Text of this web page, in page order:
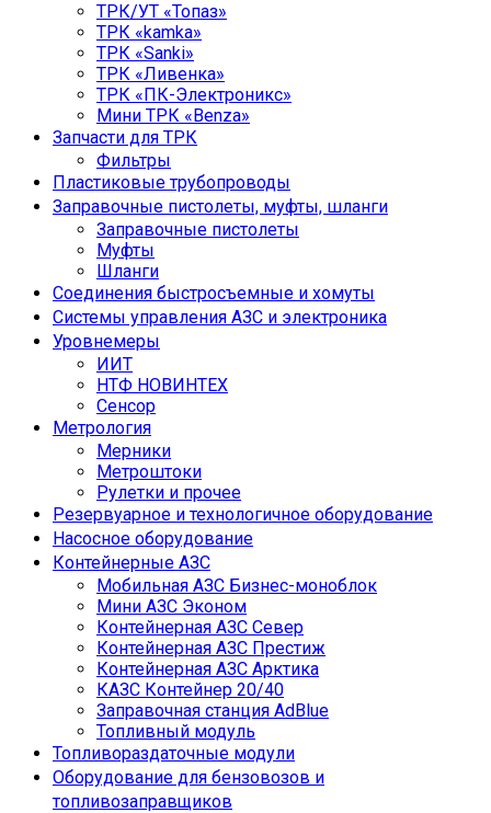
ТРК/УТ «Топаз»
ТРК «kamka»
ТРК «Sanki»
ТРК «Ливенка»
ТРК «ПК-Электроникс»
Мини ТРК «Benza»
Запчасти для ТРК
Фильтры
Пластиковые трубопроводы
Заправочные пистолеты, муфты, шланги
Заправочные пистолеты
Муфты
Шланги
Соединения быстросъемные и хомуты
Системы управления АЗС и электроника
Уровнемеры
ИИТ
НТФ НОВИНТЕХ
Сенсор
Метрология
Мерники
Метроштоки
Рулетки и прочее
Резервуарное и технологичное оборудование
Насосное оборудование
Контейнерные АЗС
Мобильная АЗС Бизнес-моноблок
Мини АЗС Эконом
Контейнерная АЗС Север
Контейнерная АЗС Престиж
Контейнерная АЗС Арктика
КАЗС Контейнер 20/40
Заправочная станция AdBlue
Топливный модуль
Топливораздаточные модули
Оборудование для бензовозов и
топливозаправщиков